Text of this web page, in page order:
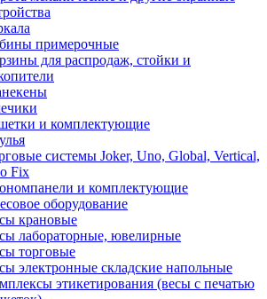
примерочные
для распродаж, стойки и
и комплектующие
системы Joker, Uno, Global, Vertical,
Fix
и комплектующие
оборудование
крановые
лабораторные, ювелирные
торговые
электронные складские напольные
этикетирования (весы с печатью